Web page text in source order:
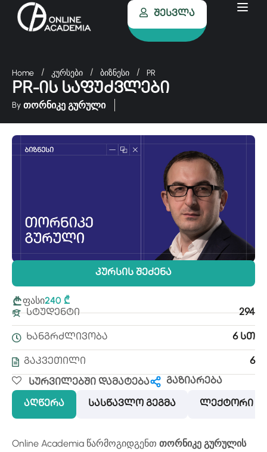
Შესვლა
Home კურსები ბიზნესი PR
PR-ის საფუძვლები
By თორნიკე გურული
აღწერა სასწავლო გეგმა ლექტორი
Online Academia წარმოგიდგენთ თორნიკე გურულის
Კურსის Შეძენა
ფასი240 ₾
294
Სტუდენტი
Ხანგრძლივობა 6 Სთ
6
Გაკვეთილი
Სურვილებში Დამატება გაზიარება